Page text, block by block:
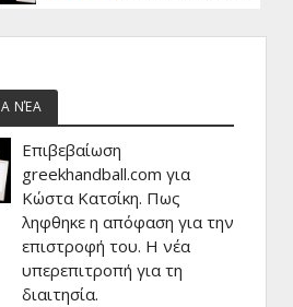
ΝΈΑ
Επιβεβαίωση
greekhandball.com για
Κώστα Κατσίκη. Πως
ληφθηκε η απόφαση για την
επιστροφή του. Η νέα
υπερεπιτροπή για τη
διαιτησία.